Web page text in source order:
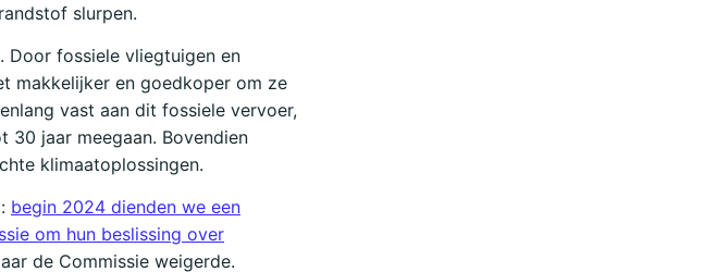
slurpen.
Door fossiele vliegtuigen en
makkelijker en goedkoper om ze
vast aan dit fossiele vervoer,
jaar meegaan. Bovendien
klimaatoplossingen.
begin 2024 dienden we een
om hun beslissing over
de Commissie weigerde.